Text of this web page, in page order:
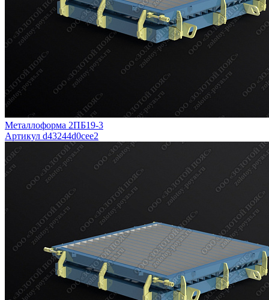
Металлоформа 2ПБ19-3
Артикул d43244d0cee2